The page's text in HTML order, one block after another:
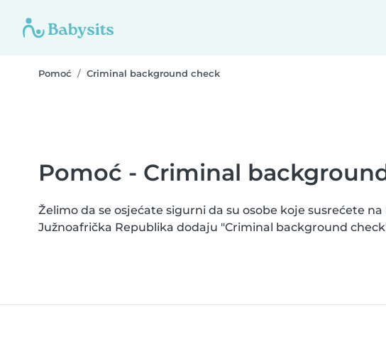
Pomoć Criminal background check
Pomoć - Criminal
Želimo da se osjećate sigurni da su osobe koje susrećete
Južnoafrička Republika dodaju "Criminal background